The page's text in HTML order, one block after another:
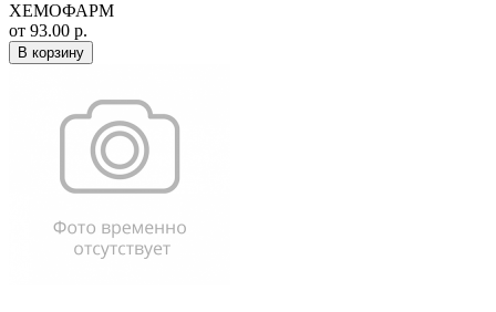
ХЕМОФАРМ
от 93.00 р.
В корзину